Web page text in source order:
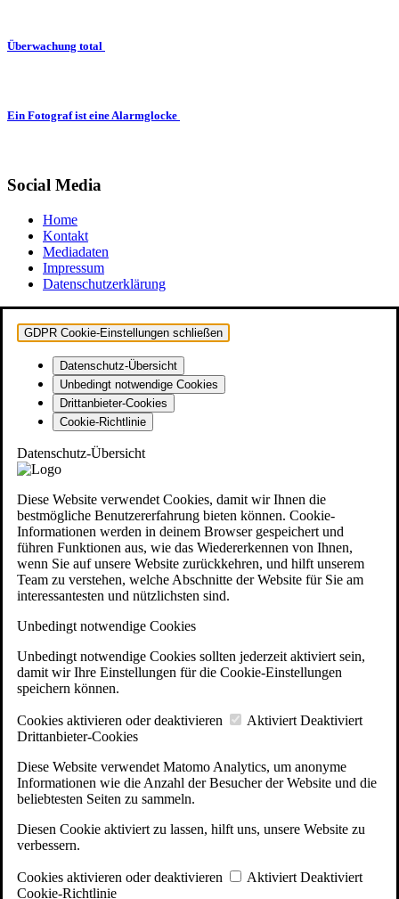
Überwachung total
Ein Fotograf ist eine Alarmglocke
Social Media
Home
Kontakt
Mediadaten
Impressum
Datenschutzerklärung
GDPR Cookie-Einstellungen schließen
Datenschutz-Übersicht
Unbedingt notwendige Cookies
Drittanbieter-Cookies
Cookie-Richtlinie
Datenschutz-Übersicht
Diese Website verwendet Cookies, damit wir Ihnen die
bestmögliche Benutzererfahrung bieten können. Cookie-
Informationen werden in deinem Browser gespeichert und
führen Funktionen aus, wie das Wiedererkennen von Ihnen,
wenn Sie auf unsere Website zurückkehren, und hilft unserem
Team zu verstehen, welche Abschnitte der Website für Sie am
interessantesten und nützlichsten sind.
Unbedingt notwendige Cookies
Unbedingt notwendige Cookies sollten jederzeit aktiviert sein,
damit wir Ihre Einstellungen für die Cookie-Einstellungen
speichern können.
Cookies aktivieren oder deaktivieren Aktiviert Deaktiviert
Drittanbieter-Cookies
Diese Website verwendet Matomo Analytics, um anonyme
Informationen wie die Anzahl der Besucher der Website und die
beliebtesten Seiten zu sammeln.
Diesen Cookie aktiviert zu lassen, hilft uns, unsere Website zu
verbessern.
Cookies aktivieren oder deaktivieren Aktiviert Deaktiviert
Cookie-Richtlinie